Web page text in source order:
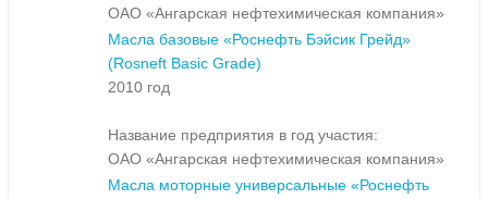
ОАО «Ангарская нефтехимическая компания»
Масла базовые «Роснефть Бэйсик Грейд»
(Rosneft Basic Grade)
2010 год
Название предприятия в год участия:
ОАО «Ангарская нефтехимическая компания»
Масла моторные универсальные «Роснефть